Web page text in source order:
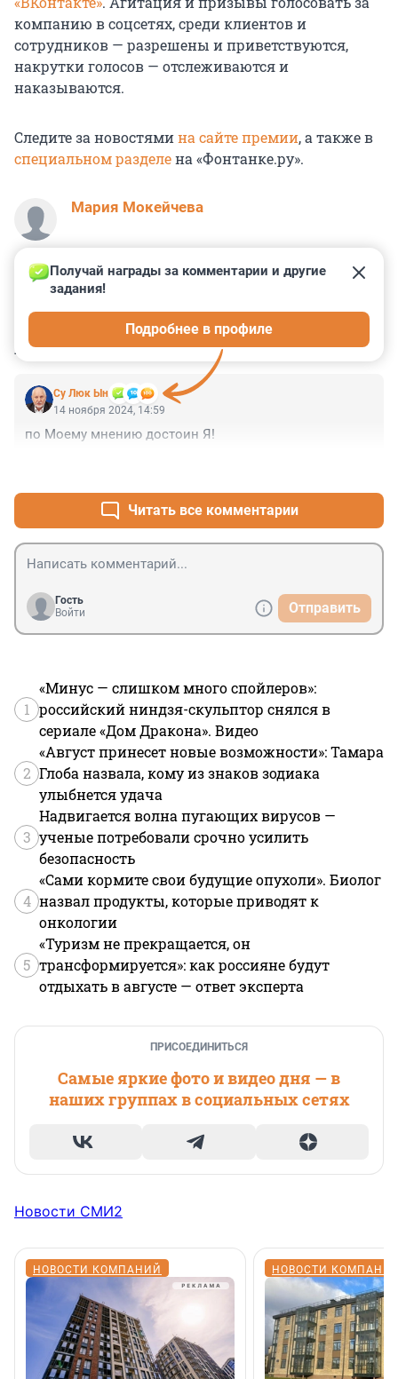
компанию в соцсетях, среди клиентов и
сотрудников — разрешены и приветствуются,
накрутки голосов — отслеживаются и
наказываются.
Следите за новостямина сайте премии, а также в
специальном разделена «Фонтанке.ру».
Мария Мокейчева
КОММЕНТАРИИ 2
Су Люк Ын
Получай награды за комментарии и другие
задания!
Подробнее в профиле
14 ноября 2024, 14:59
по Моему мнению достоин Я!
Читать все комментарии
Гость
Войти
Отправить
1
«Минус — слишком много спойлеров»:
российский ниндзя-скульптор снялся в
сериале «Дом Дракона». Видео
2
«Август принесет новые возможности»: Тамара
Глоба назвала, кому из знаков зодиака
улыбнется удача
3
Надвигается волна пугающих вирусов —
ученые потребовали срочно усилить
безопасность
4
«Сами кормите свои будущие опухоли». Биолог
назвал продукты, которые приводят к
онкологии
5
«Туризм не прекращается, он
трансформируется»: как россияне будут
отдыхать в августе — ответ эксперта
ПРИСОЕДИНИТЬСЯ
Самые яркие фото и видео дня — в
наших группах в социальных сетях
Новости СМИ2
НОВОСТИ КОМПАНИЙ НОВОСТИ